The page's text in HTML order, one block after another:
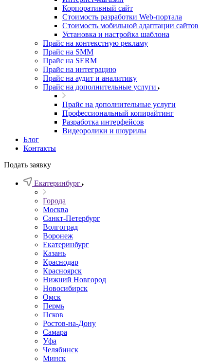
Корпоративный сайт
Стоимость разработки Web-портала
Стоимость мобильной адаптации сайтов
Установка и настройка шаблона
Прайс на контекстную рекламу
Прайс на SMM
Прайс на SERM
Прайс на интеграцию
Прайс на аудит и аналитику
Прайс на дополнительные услуги
Прайс на дополнительные услуги
Профессиональный копирайтинг
Разработка интерфейсов
Видеоролики и шоурилы
Блог
Контакты
Подать заявку
Екатеринбург
Города
Москва
Санкт-Петербург
Волгоград
Воронеж
Екатеринбург
Казань
Краснодар
Красноярск
Нижний Новгород
Новосибирск
Омск
Пермь
Псков
Ростов-на-Дону
Самара
Уфа
Челябинск
Минск